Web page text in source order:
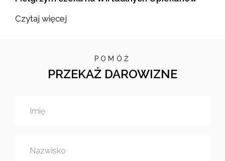
Czytaj więcej
POMÓŻ
PRZEKAŻ DAROWIZNE
Imię
Nazwisko